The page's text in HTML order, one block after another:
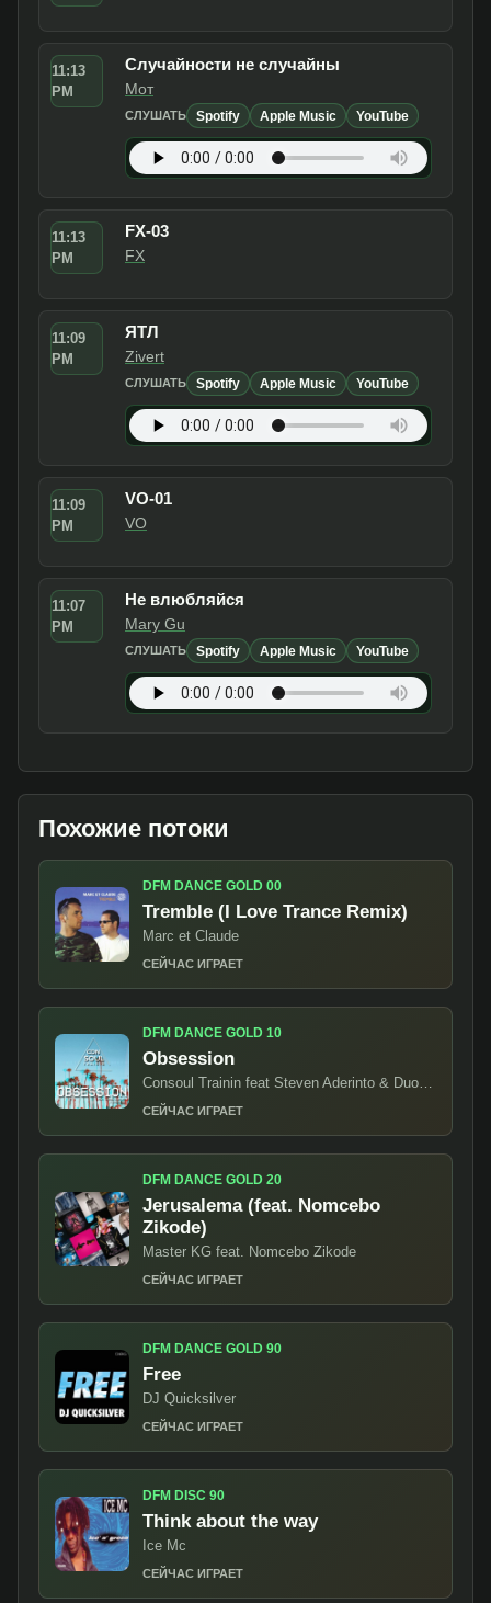
11:13
PM
Случайности не случайны
Мот
СЛУШАТЬ Spotify Apple Music YouTube
11:13
PM
FX-03
FX
11:09
PM
ЯТЛ
Zivert
СЛУШАТЬ Spotify Apple Music YouTube
11:09
PM
VO-01
VO
11:07
PM
Не влюбляйся
Mary Gu
СЛУШАТЬ Spotify Apple Music YouTube
Похожие потоки
DFM DANCE GOLD 00
Tremble (I Love Trance Remix)
Marc et Claude
СЕЙЧАС ИГРАЕТ
DFM DANCE GOLD 10
Obsession
Consoul Trainin feat Steven Aderinto & DuoViolins
СЕЙЧАС ИГРАЕТ
DFM DANCE GOLD 20
Jerusalema (feat. Nomcebo
Zikode)
Master KG feat. Nomcebo Zikode
СЕЙЧАС ИГРАЕТ
DFM DANCE GOLD 90
Free
DJ Quicksilver
СЕЙЧАС ИГРАЕТ
DFM DISC 90
Think about the way
Ice Mc
СЕЙЧАС ИГРАЕТ